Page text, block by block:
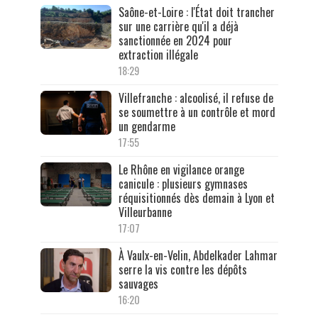
Saône-et-Loire : l'État doit trancher
sur une carrière qu'il a déjà
sanctionnée en 2024 pour
extraction illégale
18:29
Villefranche : alcoolisé, il refuse de
se soumettre à un contrôle et mord
un gendarme
17:55
Le Rhône en vigilance orange
canicule : plusieurs gymnases
réquisitionnés dès demain à Lyon et
Villeurbanne
17:07
À Vaulx-en-Velin, Abdelkader Lahmar
serre la vis contre les dépôts
sauvages
16:20